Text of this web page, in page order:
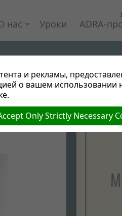
нас Уроки ADRA-
Админ
и рекламы,
о вашем использовании
Only Strictly Necessary